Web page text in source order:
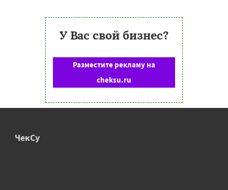
У Вас свой бизнес?
Разместите рекламу на
cheksu.ru
ЧекСу